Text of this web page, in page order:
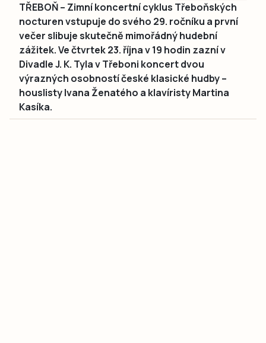
TŘEBOŇ – Zimní koncertní cyklus Třeboňských
nocturen vstupuje do svého 29. ročníku a první
večer slibuje skutečně mimořádný hudební
zážitek. Ve čtvrtek 23. října v 19 hodin zazní v
Divadle J. K. Tyla v Třeboni koncert dvou
výrazných osobností české klasické hudby –
houslisty Ivana Ženatého a klavíristy Martina
Kasíka.